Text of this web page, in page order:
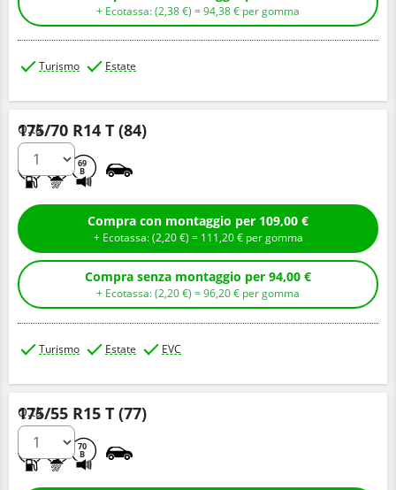
+ Ecotassa: (2,38€ ) =94,38€ per gomma
Turismo Estate
175/70 R14 T (84)
69
B
Q.tà
Compra con montaggio per 109,00 €
+ Ecotassa: (2,20€ ) = 111,20€ per gomma
Compra senza montaggio per 94,00 €
+ Ecotassa: (2,20€ ) =96,20€ per gomma
Turismo Estate EVC
175/55 R15 T (77)
70
B
Q.tà